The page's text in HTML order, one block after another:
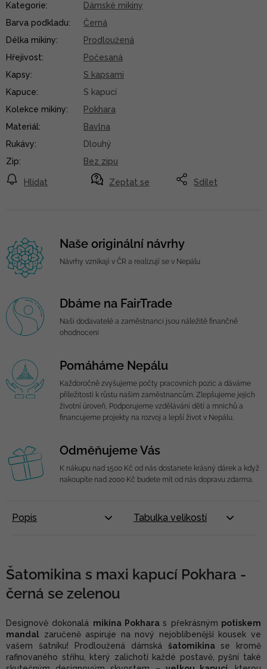
Zeptat se
Hlídat Sdílet
Kategorie:
Dámské mikiny
Barva podkladu:
Černá
Délka mikiny:
Prodloužená
Hřejivost:
Počesaná
Kapsy:
S kapsami
Kapuce:
S kapucí
Kolekce mikiny:
Pokhara
Materiál:
Bavlna
Rukávy:
Dlouhý
Zip: Bez zipu
Naše originální návrhy
Návrhy vznikají v ČR a realizují se v Nepálu
Dbáme na FairTrade
Naši dodavatelé a zaměstnanci jsou náležitě finančně
ohodnoceni
Pomáháme Nepálu
Každoročně zvyšujeme počty pracovních pozic a dáváme
příležitosti k růstu našim zaměstnancům. Zlepšujeme jejich
životní úroveň, Podporujeme vzdělávání dětí a mnichů a
financujeme projekty na rozvoj a lepší život v Nepálu.
Odměňujeme Vás
K nákupu nad 1500 Kč od nás dostanete krásný dárek a když
nakoupíte nad 2000 Kč budete mít od nás dopravu zdarma.
Popis Tabulka velikostí
Šatomikina s maxi kapucí Pokhara -
černá se zelenou
Designově dokonalá mikina Pokharas překrásným potiskem
mandal zaručeně aspiruje na nový nejoblíbenější kousek ve
vašem šatníku! Prodloužená dámská šatomikina se kromě
rafinovaného střihu, který zalichotí každé postavě, pyšní také